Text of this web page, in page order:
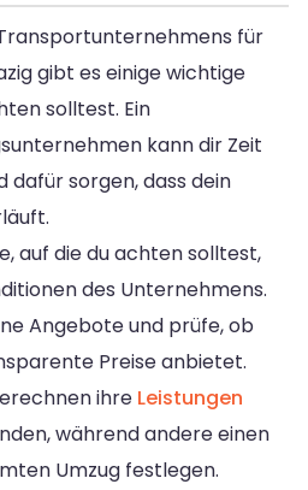
für
gibt es einige wichtige
solltest. Ein
kann dir Zeit
dafür sorgen, dass dein
auf die du achten solltest,
des Unternehmens.
Angebote und prüfe, ob
Preise anbietet.
ihre Leistungen
während andere einen
Umzug festlegen.